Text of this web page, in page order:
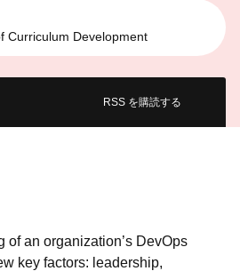
Curriculum Development
RSS を購読する
of an organization’s DevOps
key factors: leadership,